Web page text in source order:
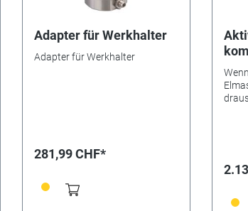
Adapter für Werkhalter
Adapter für Werkhalter
281,99 CHF*